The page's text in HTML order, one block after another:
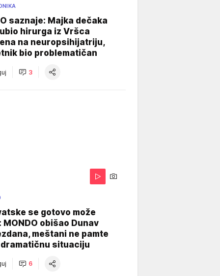
saznaje: Majka dečaka
hirurga iz Vršca
na neuropsihijatriju,
bio problematičan
3
se gotovo može
MONDO obišao Dunav
meštani ne pamte
situaciju
6